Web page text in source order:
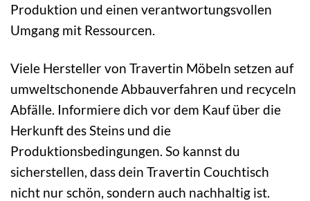
Produktion und einen verantwortungsvollen
Umgang mit Ressourcen.
Viele Hersteller von Travertin Möbeln setzen auf
umweltschonende Abbauverfahren und recyceln
Abfälle. Informiere dich vor dem Kauf über die
Herkunft des Steins und die
Produktionsbedingungen. So kannst du
sicherstellen, dass dein Travertin Couchtisch
nicht nur schön, sondern auch nachhaltig ist.